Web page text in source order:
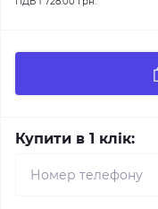
Купити в 1 клік: